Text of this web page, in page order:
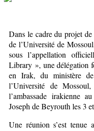
Dans le cadre du projet
de l’Université de
sous l’appellation
Library », une délégation
en Irak, du ministère
l’Université de
l’ambassade irakienne
Joseph de Beyrouth les 3
Une réunion s’est tenue